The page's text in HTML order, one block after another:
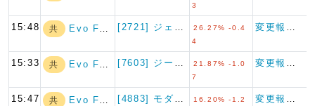
3
15:48 共 Evo Fund
26.27% -0.4
4
15:33 共 Evo Fund
21.87% -1.0
7
15:47 共 Evo Fund
16.20% -1.2